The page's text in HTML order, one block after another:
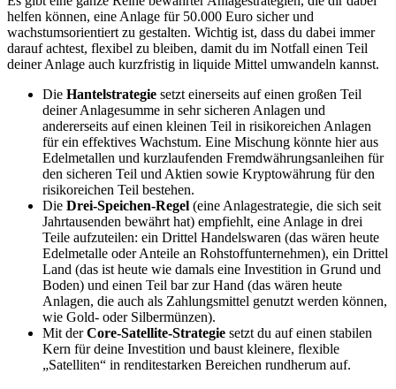
helfen können, eine Anlage für 50.000 Euro sicher und
wachstumsorientiert zu gestalten. Wichtig ist, dass du dabei immer
darauf achtest, flexibel zu bleiben, damit du im Notfall einen Teil
deiner Anlage auch kurzfristig in liquide Mittel umwandeln kannst.
Die Hantelstrategie setzt einerseits auf einen großen Teil
deiner Anlagesumme in sehr sicheren Anlagen und
andererseits auf einen kleinen Teil in risikoreichen Anlagen
für ein effektives Wachstum. Eine Mischung könnte hier aus
Edelmetallen und kurzlaufenden Fremdwährungsanleihen für
den sicheren Teil und Aktien sowie Kryptowährung für den
risikoreichen Teil bestehen.
Die Drei-Speichen-Regel (eine Anlagestrategie, die sich seit
Jahrtausenden bewährt hat) empfiehlt, eine Anlage in drei
Teile aufzuteilen: ein Drittel Handelswaren (das wären heute
Edelmetalle oder Anteile an Rohstoffunternehmen), ein Drittel
Land (das ist heute wie damals eine Investition in Grund und
Boden) und einen Teil bar zur Hand (das wären heute
Anlagen, die auch als Zahlungsmittel genutzt werden können,
wie Gold- oder Silbermünzen).
Mit derCore-Satellite-Strategie setzt du auf einen stabilen
Kern für deine Investition und baust kleinere, flexible
„Satelliten“ in renditestarken Bereichen rundherum auf.